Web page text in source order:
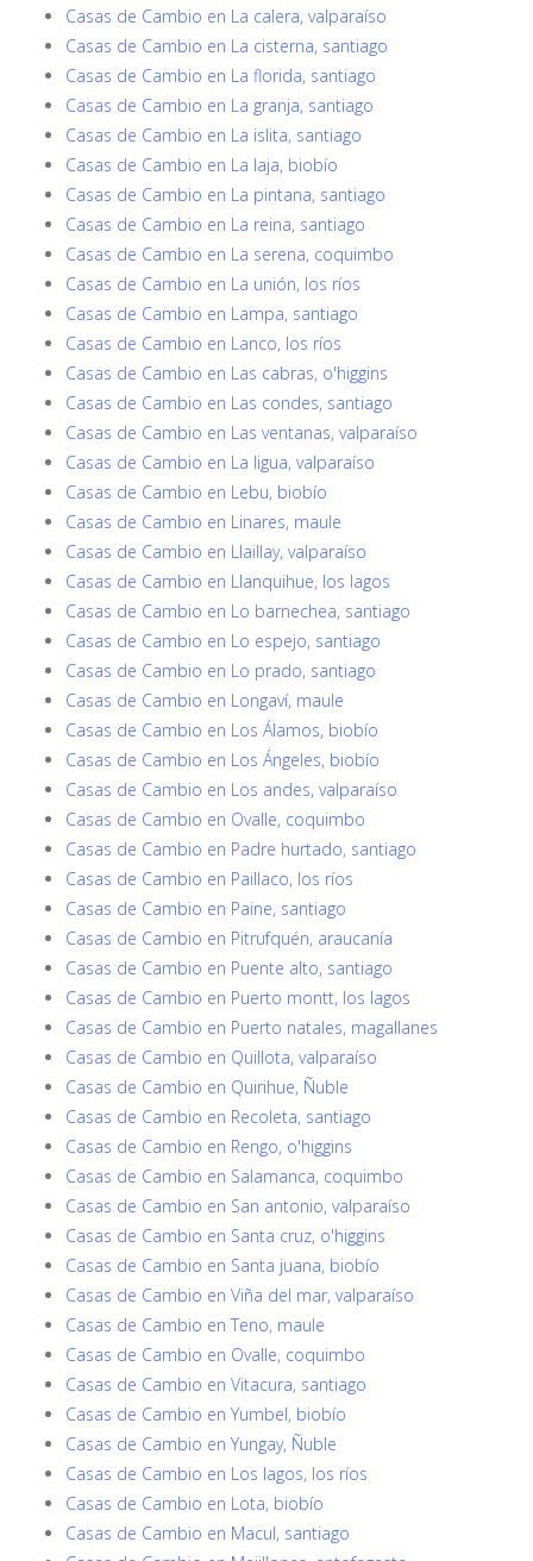
Casas de Cambio en La calera, valparaíso
Casas de Cambio en La cisterna, santiago
Casas de Cambio en La florida, santiago
Casas de Cambio en La granja, santiago
Casas de Cambio en La islita, santiago
Casas de Cambio en La laja, biobío
Casas de Cambio en La pintana, santiago
Casas de Cambio en La reina, santiago
Casas de Cambio en La serena, coquimbo
Casas de Cambio en La unión, los ríos
Casas de Cambio en Lampa, santiago
Casas de Cambio en Lanco, los ríos
Casas de Cambio en Las cabras, o'higgins
Casas de Cambio en Las condes, santiago
Casas de Cambio en Las ventanas, valparaíso
Casas de Cambio en La ligua, valparaíso
Casas de Cambio en Lebu, biobío
Casas de Cambio en Linares, maule
Casas de Cambio en Llaillay, valparaíso
Casas de Cambio en Llanquihue, los lagos
Casas de Cambio en Lo barnechea, santiago
Casas de Cambio en Lo espejo, santiago
Casas de Cambio en Lo prado, santiago
Casas de Cambio en Longaví, maule
Casas de Cambio en Los Álamos, biobío
Casas de Cambio en Los Ángeles, biobío
Casas de Cambio en Los andes, valparaíso
Casas de Cambio en Ovalle, coquimbo
Casas de Cambio en Padre hurtado, santiago
Casas de Cambio en Paillaco, los ríos
Casas de Cambio en Paine, santiago
Casas de Cambio en Pitrufquén, araucanía
Casas de Cambio en Puente alto, santiago
Casas de Cambio en Puerto montt, los lagos
Casas de Cambio en Puerto natales, magallanes
Casas de Cambio en Quillota, valparaíso
Casas de Cambio en Quirihue, Ñuble
Casas de Cambio en Recoleta, santiago
Casas de Cambio en Rengo, o'higgins
Casas de Cambio en Salamanca, coquimbo
Casas de Cambio en San antonio, valparaíso
Casas de Cambio en Santa cruz, o'higgins
Casas de Cambio en Santa juana, biobío
Casas de Cambio en Viña del mar, valparaíso
Casas de Cambio en Teno, maule
Casas de Cambio en Ovalle, coquimbo
Casas de Cambio en Vitacura, santiago
Casas de Cambio en Yumbel, biobío
Casas de Cambio en Yungay, Ñuble
Casas de Cambio en Los lagos, los ríos
Casas de Cambio en Lota, biobío
Casas de Cambio en Macul, santiago